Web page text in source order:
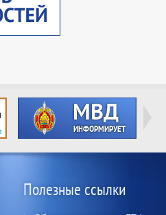
Полезные ссылки